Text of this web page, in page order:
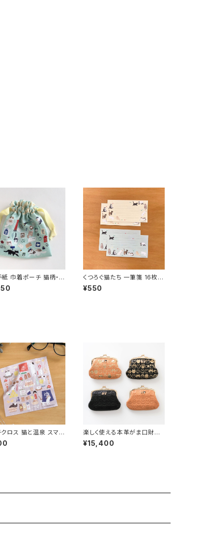
紙 巾着ポーチ 猫柄・メ
具や通帳入れに◎ 猫
プチギフトにも
くつろぐ猫たち 一筆箋 16枚セ
ット 猫好き・文具好きへのプチ
ギフトにも◎
¥550
クロス 猫と温泉 スマホ
鏡拭きに便利！
楽しく使える本革がま口財布
★えんぎモノグラムシリーズ
¥15,400